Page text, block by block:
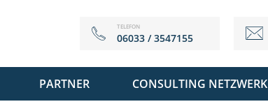
TELEFON
06033 / 3547155
PARTNER CONSULTING NETZWERK